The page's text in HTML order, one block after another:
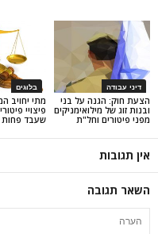
מתי יחויב המעסיק לשלם
פיצויי פיטורים לעובד
שעבד פחות משנה
על בני